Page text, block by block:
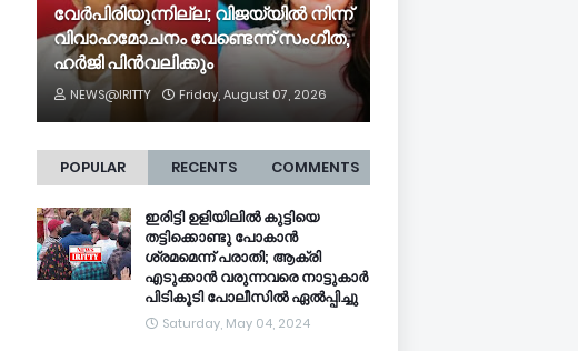
വേർപിരിയുന്നില്ല; വിജയ്‍യിൽ നിന്ന്
വിവാഹമോചനം വേണ്ടെന്ന് സംഗീത,
ഹർജി പിൻവലിക്കും
NEWS@IRITTY Friday, August 07, 2026
POPULAR RECENTS COMMENTS
ഇരിട്ടി ഉളിയിലിൽ കുട്ടിയെ
തട്ടിക്കൊണ്ടു പോകാൻ
ശ്രമമെന്ന് പരാതി; ആക്രി
എടുക്കാൻ വരുന്നവരെ നാട്ടുകാർ
പിടികൂടി പോലീസിൽ ഏൽപ്പിച്ചു
Saturday, May 04, 2024